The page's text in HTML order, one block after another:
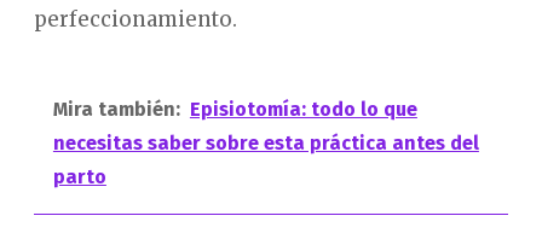
perfeccionamiento.
Mira también: Episiotomía: todo lo que
necesitas saber sobre esta práctica antes del
parto